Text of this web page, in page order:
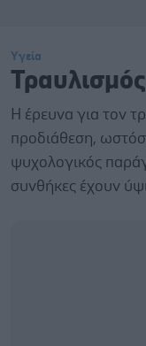
Υγεία
Τραυλισμός
Η έρευνα για τον
προδιάθεση,
ψυχολογικός
συνθήκες έχουν